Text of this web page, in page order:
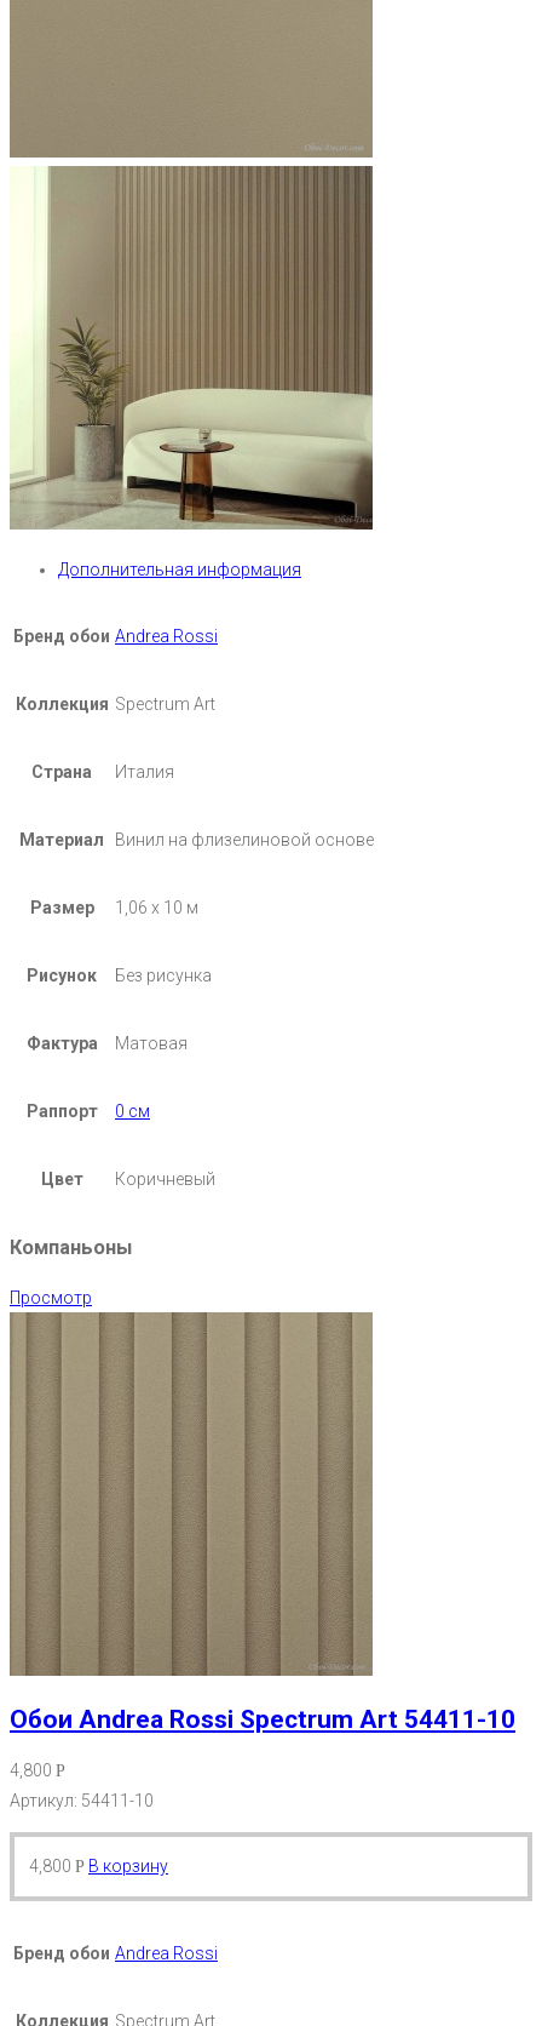
Дополнительная информация
Бренд обои Andrea Rossi
Коллекция Spectrum Art
Страна Италия
Материал Винил на флизелиновой основе
Размер 1,06 х 10 м
Рисунок Без рисунка
Фактура Матовая
Раппорт 0 см
Цвет Коричневый
Компаньоны
Просмотр
Обои Andrea Rossi Spectrum Art 54411-10
4,800 Р
Артикул: 54411-10
4,800 Р В корзину
Бренд обои Andrea Rossi
Коллекция Spectrum Art